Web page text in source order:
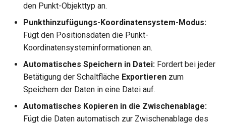
den Punkt-Objekttyp an.
Punkthinzufügungs-Koordinatensystem-Modus:
Fügt den Positionsdaten die Punkt-
Koordinatensysteminformationen an.
Automatisches Speichern in Datei: Fordert bei jeder
Betätigung der Schaltfläche Exportieren zum
Speichern der Daten in eine Datei auf.
Automatisches Kopieren in die Zwischenablage:
Fügt die Daten automatisch zur Zwischenablage des